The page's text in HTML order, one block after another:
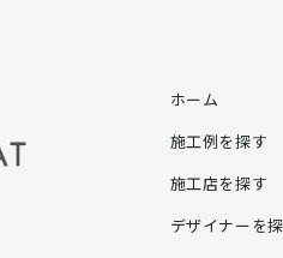
ホーム
施工例を探す
施工店を探す
デザイナーを